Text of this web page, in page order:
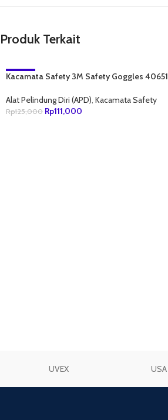
Produk Terkait
-11%
Kacamata Safety 3M Safety Goggles 40651
Alat Pelindung Diri (APD), Kacamata Safety
Rp125,000 Rp111,000
UVEX USA